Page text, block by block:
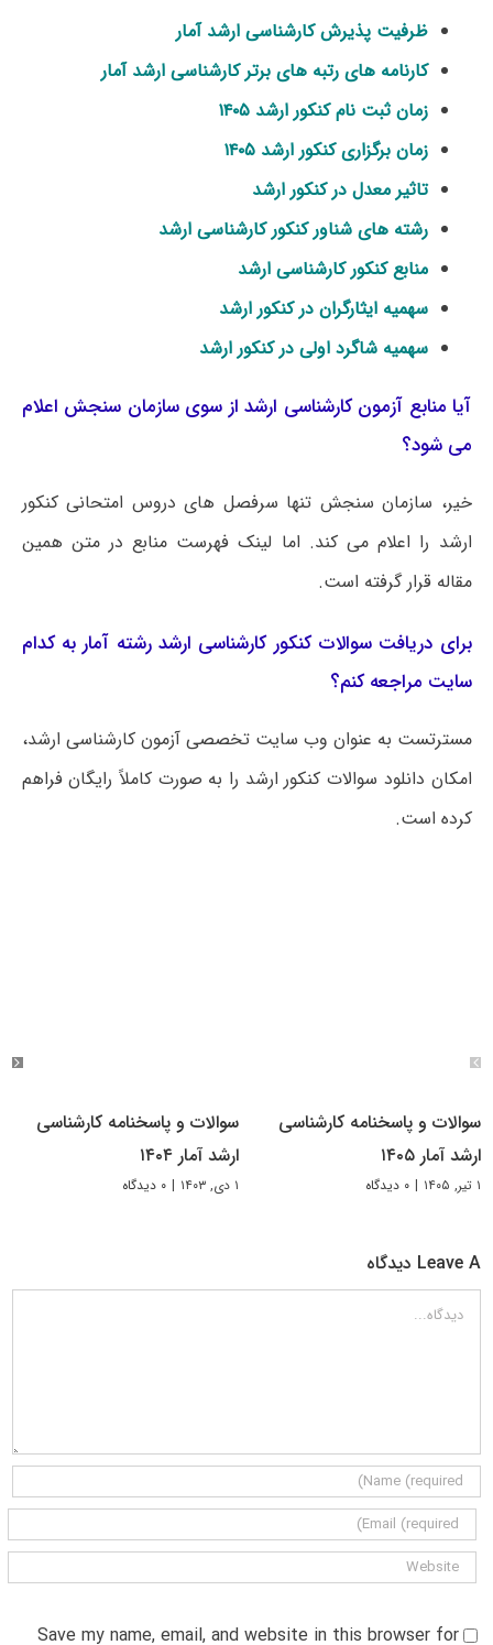
ظرفیت پذیرش کارشناسی ارشد آمار
کارنامه های رتبه های برتر کارشناسی ارشد آمار
زمان ثبت نام کنکور ارشد ۱۴۰۵
زمان برگزاری کنکور ارشد ۱۴۰۵
تاثیر معدل در کنکور ارشد
رشته های شناور کنکور کارشناسی ارشد
منابع کنکور کارشناسی ارشد
سهمیه ایثارگران در کنکور ارشد
سهمیه شاگرد اولی در کنکور ارشد
آیا منابع آزمون کارشناسی ارشد از سوی سازمان سنجش اعلام
می شود؟
خیر، سازمان سنجش تنها سرفصل های دروس امتحانی کنکور
ارشد را اعلام می کند. اما لینک فهرست منابع در متن همین
مقاله قرار گرفته است.
برای دریافت سوالات کنکور کارشناسی ارشد رشته آمار به کدام
سایت مراجعه کنم؟
مسترتست به عنوان وب سایت تخصصی آزمون کارشناسی ارشد،
امکان دانلود سوالات کنکور ارشد را به صورت کاملاً رایگان فراهم
کرده است.
سوالات و پاسخنامه کارشناسی
ارشد آمار ۱۴۰۵
۱ تیر, ۱۴۰۵ | ۰ دیدگاه
سوالات و پاسخنامه کارشناسی
ارشد آمار ۱۴۰۴
۱ دی, ۱۴۰۳ | ۰ دیدگاه
Leave A دیدگاه
دیدگاه
Save my name, email, and website in this browser for